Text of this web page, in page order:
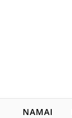
NAMAI